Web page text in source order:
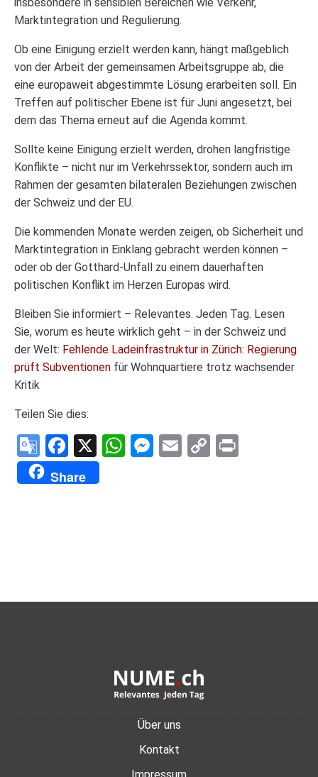
Marktintegration und Regulierung.
Ob eine Einigung erzielt werden kann, hängt maßgeblich
von der Arbeit der gemeinsamen Arbeitsgruppe ab, die
eine europaweit abgestimmte Lösung erarbeiten soll. Ein
Treffen auf politischer Ebene ist für Juni angesetzt, bei
dem das Thema erneut auf die Agenda kommt.
Sollte keine Einigung erzielt werden, drohen langfristige
Konflikte – nicht nur im Verkehrssektor, sondern auch im
Rahmen der gesamten bilateralen Beziehungen zwischen
der Schweiz und der EU.
Die kommenden Monate werden zeigen, ob Sicherheit und
Marktintegration in Einklang gebracht werden können –
oder ob der Gotthard-Unfall zu einem dauerhaften
politischen Konflikt im Herzen Europas wird.
Bleiben Sie informiert – Relevantes. Jeden Tag. Lesen
Sie, worum es heute wirklich geht – in der Schweiz und
der Welt: Fehlende Ladeinfrastruktur in Zürich: Regierung
prüft Subventionen für Wohnquartiere trotz wachsender
Kritik
Teilen Sie dies:
Google
Translate
Facebook
X WhatsApp
Messenger
Email
Copy
Share
Über uns
Kontakt
Impressum